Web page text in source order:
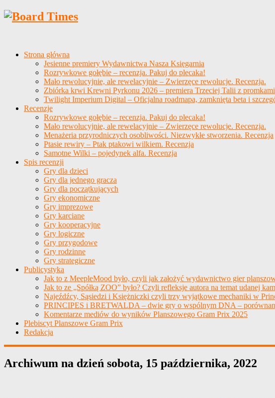
Strona główna
Jesienne premiery Wydawnictwa Nasza Księgarnia
Rozrywkowe gołębie – recenzja. Pakuj do plecaka!
Mało rewolucyjnie, ale rewelacyjnie – Zwierzęce rewolucje. Recenzja.
Zbiórka krwi Krewni Pyrkonu 2026 – premiera Trzeciej Talii z
Twilight Imperium Digital – Oficjalna roadmapa, zamknięta beta i
Recenzje
Rozrywkowe gołębie – recenzja. Pakuj do plecaka!
Mało rewolucyjnie, ale rewelacyjnie – Zwierzęce rewolucje. Recenzja.
Menażeria przyrodniczych osobliwości. Niezwykłe stworzenia. Recenzja
Ptasie rewiry – Ptak ptakowi wilkiem. Recenzja
Samotne Wilki – pojedynek alfa. Recenzja
Spis recenzji
Gry dla dzieci
Gry dla jednego gracza
Gry dla początkujących
Gry ekonomiczne
Gry imprezowe
Gry karciane
Gry kooperacyjne
Gry logiczne
Gry przygodowe
Gry rodzinne
Gry strategiczne
Publicystyka
Jak to z MeepleMood było, czyli jak założyć wydawnictwo gier
Jak to ze „Spółką ZOO” było? Czyli refleksje autora na temat udanej
Najeźdźcy, Sąsiedzi i Księżniczki czyli trzy wyjątkowe mechaniki w
PRINCIPES i BRETWALDA – dwie gry o wspólnym DNA –
Komentarze mediów do wyników Planszowego Gram Prix 2025
Plebiscyt Planszowe Gram Prix
Redakcja
Archiwum na dzień sobota, 15 października, 2022